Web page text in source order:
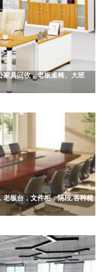
家具回收，老板桌椅、大班
老板台，文件柜，隔段,各种椅